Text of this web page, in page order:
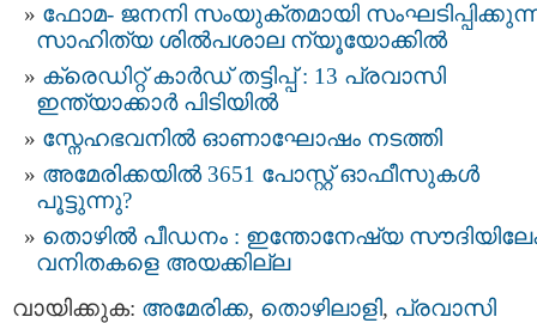
ഫോമ- ജനനി സംയുക്‌തമായി
സാഹിത്യ ശില്‍പശാല ന്യൂയോക്കില്‍
ക്രെഡിറ്റ്‌ കാര്‍ഡ്‌ തട്ടിപ്പ്‌ : 13 പ്രവാസി
ഇന്ത്യാക്കാര്‍ പിടിയില്‍
സ്നേഹഭവനില്‍ ഓണാഘോഷം നടത്തി
അമേരിക്കയില്‍ 3651 പോസ്റ്റ് ഓഫീസുകള്‍
പൂട്ടുന്നു?
തൊഴില്‍ പീഡനം : ഇന്തോനേഷ്യ
വനിതകളെ അയക്കില്ല
വായിക്കുക: അമേരിക്ക, തൊഴിലാളി, പ്രവാസി